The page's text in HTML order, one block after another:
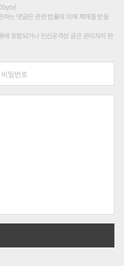
는 댓글은 관련 법률에 의해 제재를 받을
포함되거나 인신공격성 글은 관리자의 판